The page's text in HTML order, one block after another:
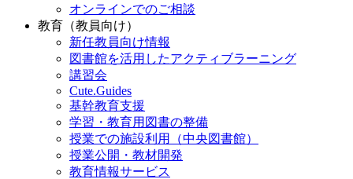
オンラインでのご相談
教育（教員向け）
新任教員向け情報
図書館を活用したアクティブラーニング
講習会
Cute.Guides
基幹教育支援
学習・教育用図書の整備
授業での施設利用（中央図書館）
授業公開・教材開発
教育情報サービス